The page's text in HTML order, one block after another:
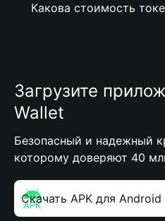
Какова стоимость
Загрузите
Wallet
Безопасный и надежный
которому доверяют 40
Скачать APK для Android